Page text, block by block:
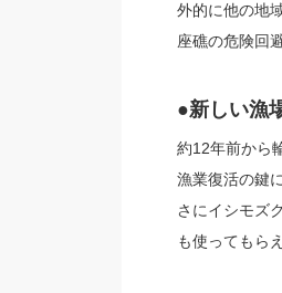
外的に他の地
座礁の危険回
●新しい漁
約12年前から
漁業復活の鍵
さにイシモズ
も使ってもら